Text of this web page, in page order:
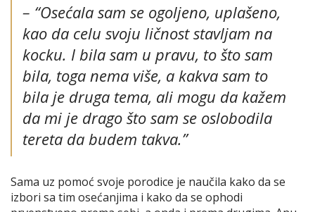
– “Osećala sam se ogoljeno, uplašeno,
kao da celu svoju ličnost stavljam na
kocku. I bila sam u pravu, to što sam
bila, toga nema više, a kakva sam to
bila je druga tema, ali mogu da kažem
da mi je drago što sam se oslobodila
tereta da budem takva.”
Sama uz pomoć svoje porodice je naučila kako da se
izbori sa tim osećanjima i kako da se ophodi